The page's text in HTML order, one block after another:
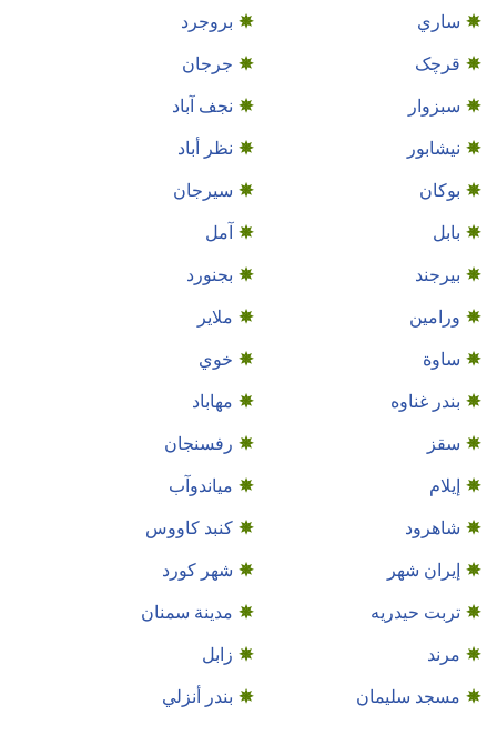
ساري
بروجرد
قرچک
جرجان
سبزوار
نجف‌ آباد
نيشابور
نظر أباد
بوكان
سيرجان
بابل
آمل
بیرجند
بجنورد
ورامین
ملاير
ساوة
خوي
بندر غناوه
مهاباد
سقز
رفسنجان
إيلام
مياندوآب
شاهرود
كنبد كاووس
إيران شهر
شهر كورد
تربت حيدريه
مدينة سمنان
مرند
زابل
مسجد سليمان
بندر أنزلي